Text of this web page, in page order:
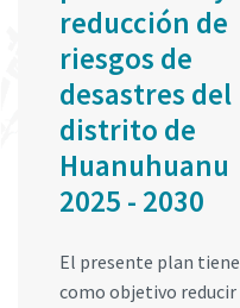
reducción de
riesgos de
desastres del
distrito de
Huanuhuanu
2025 - 2030
El presente plan tiene
como objetivo reducir